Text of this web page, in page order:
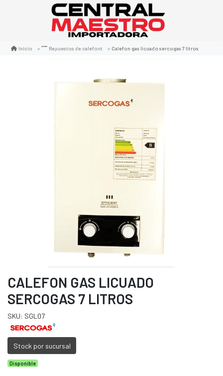
Inicio Repuestos de calefont Calefon gas licuado sercogas 7 litros
CALEFON GAS LICUADO
SERCOGAS 7 LITROS
SKU: SGL07
Stock por sucursal
Disponible